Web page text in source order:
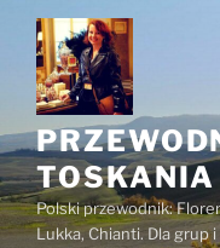
Przejdź
treści
TOSKANIA
Polski przewodnik:
Lukka, Chianti. Dla grup